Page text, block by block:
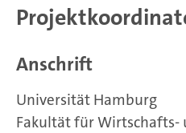
Anschrift
Universität Hamburg
Fakultät für Wirtschafts-